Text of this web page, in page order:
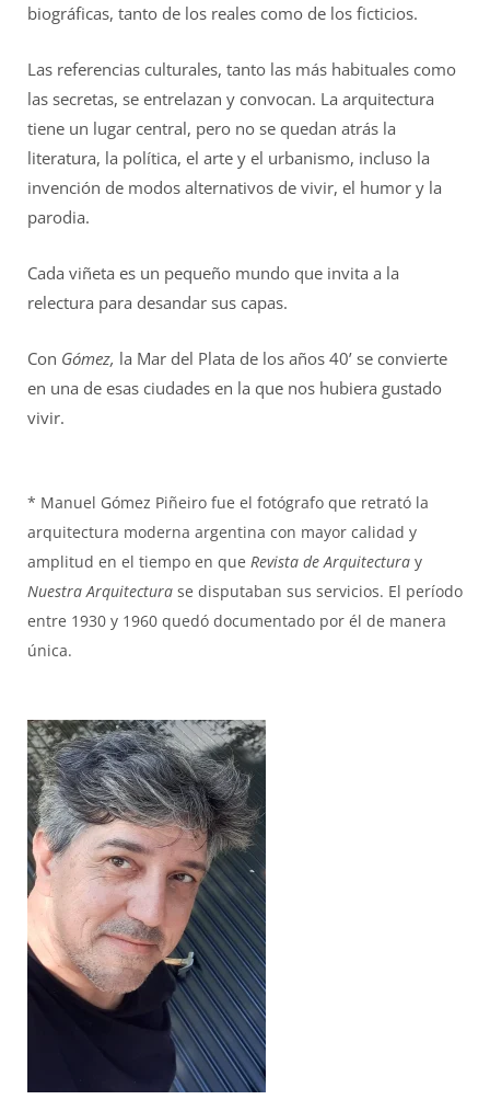
biográficas, tanto de los reales como de los ficticios.
Las referencias culturales, tanto las más habituales como
las secretas, se entrelazan y convocan. La arquitectura
tiene un lugar central, pero no se quedan atrás la
literatura, la política, el arte y el urbanismo, incluso la
invención de modos alternativos de vivir, el humor y la
parodia.
Cada viñeta es un pequeño mundo que invita a la
relectura para desandar sus capas.
Con Gómez, la Mar del Plata de los años 40’ se convierte
en una de esas ciudades en la que nos hubiera gustado
vivir.
* Manuel Gómez Piñeiro fue el fotógrafo que retrató la
arquitectura moderna argentina con mayor calidad y
amplitud en el tiempo en que Revista de Arquitectura y
Nuestra Arquitectura se disputaban sus servicios. El período
entre 1930 y 1960 quedó documentado por él de manera
única.